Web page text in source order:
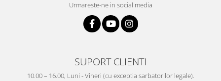
Urmareste-ne in social media
SUPORT CLIENTI
10.00 – 16.00, Luni - Vineri (cu exceptia sarbatorilor legale).